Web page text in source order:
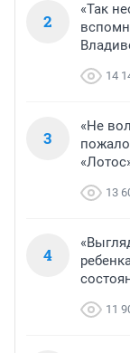
2
«Так
14
3
«Не
13
4
11